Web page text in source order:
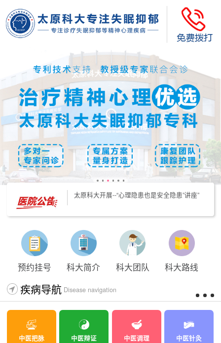
太原科大开展--“心理隐患也是安全隐患”讲座”
预约挂号 科大简介 科大团队 科大路线
疾病导航 Disease navigation
中医把脉 中医辩证 中医调理 中医针灸